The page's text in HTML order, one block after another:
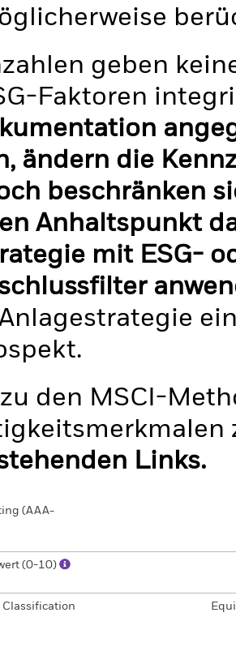
geben
Faktoren
ändern die
beschränken
Anhaltspunkt
mit ESG-
den MSCI-
Links.
(AAA-
(0-10)
Classification